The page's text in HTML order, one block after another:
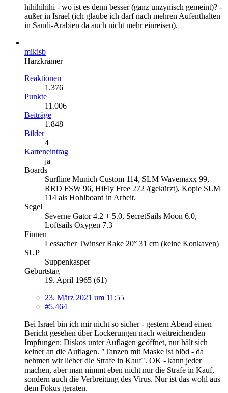
hihihihihi - wo ist es denn besser (ganz unzynisch gemeint)? -
außer in Israel (ich glaube ich darf nach mehren Aufenthalten
in Saudi-Arabien da auch nicht mehr einreisen).
mikisb
Harzkrämer
Reaktionen
1.376
Punkte
11.006
Beiträge
1.848
Bilder
4
Karteneintrag
ja
Boards
Surfline Munich Custom 114, SLM Wavemaxx 99,
RRD FSW 96, HiFly Free 272 /(gekürzt), Kopie SLM
114 als Hohlboard in Arbeit.
Segel
Severne Gator 4.2 + 5.0, SecretSails Moon 6.0,
Loftsails Oxygen 7.3
Finnen
Lessacher Twinser Rake 20° 31 cm (keine Konkaven)
SUP
Suppenkasper
Geburtstag
19. April 1965 (61)
23. März 2021 um 11:55
#5.464
Bei Israel bin ich mir nicht so sicher - gestern Abend einen
Bericht gesehen über Lockerungen nach weitreichenden
Impfungen: Diskos unter Auflagen geöffnet, nur hält sich
keiner an die Auflagen. "Tanzen mit Maske ist blöd - da
nehmen wir lieber die Strafe in Kauf". OK - kann jeder
machen, aber man nimmt eben nicht nur die Strafe in Kauf,
sondern auch die Verbreitung des Virus. Nur ist das wohl aus
dem Fokus geraten.